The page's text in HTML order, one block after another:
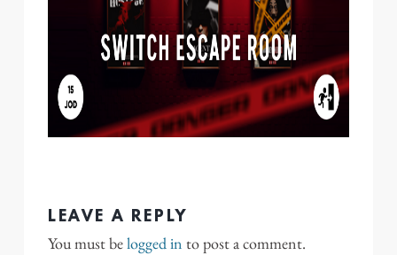
LEAVE A REPLY
You must belogged in to post a comment.